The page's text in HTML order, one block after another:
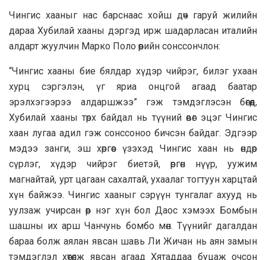
Чингис хааныг нас барснаас хойш дөч гаруй жилийн
дараа Хубилай хааны дэргэд ирж шадарласан италийн
алдарт жуулчин Марко Поло өөрийн сонссончлон:
“Чингис хааны бие бялдар хүдэр чийрэг, билэг ухаан
хурц сэргэлэн, үг яриа онцгой агаад баатар
эрэлхэгээрээ алдаршжээ” гэж тэмдэглэсэн бөгөөд,
Хубилай хааны төрх байдал нь түүний өвөг эцэг Чингис
хаан лугаа адил гэж сонссоноо бичсэн байдаг. Эдгээр
мэдээ занги, эш хөргөөс үзэхэд Чингис хаан нь өндөр
сүрлэг, хүдэр чийрэг биетэй, өргөн нүүр, уужим
магнайтай, урт цагаан сахалтай, ухаалаг тогтуун харцтай
хүн байжээ. Чингис хааныг сэрүүн тунгалаг ахууд нь
уулзаж учирсан өөр нэг хүн бол Даос хэмээх Бомбын
шашны их арш Чанчунь бомбо мөн. Түүнийг дагалдан
бараа болж аялан явсан шавь Ли Жичан нь аян замын
тэмдэглэл хөтөлж явсан агаад Хятаддаа буцаж очсон